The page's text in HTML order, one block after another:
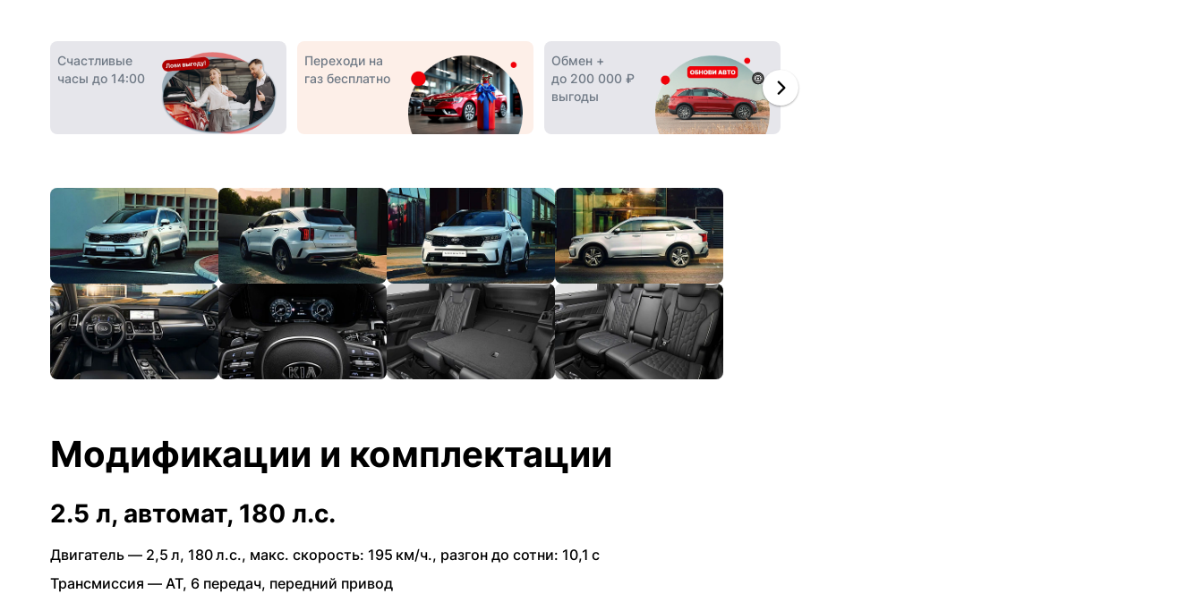
Счастливые
часы до 14:00
Переходи на
газ бесплатно
Обмен +
до 200 000 ₽
выгоды
Модификации и комплектации
2.5 л, автомат, 180 л.с.
Двигатель — 2,5 л, 180 л.с., макс. скорость: 195 км/ч., разгон до сотни: 10,1 с
Трансмиссия — AT, 6 передач, передний привод